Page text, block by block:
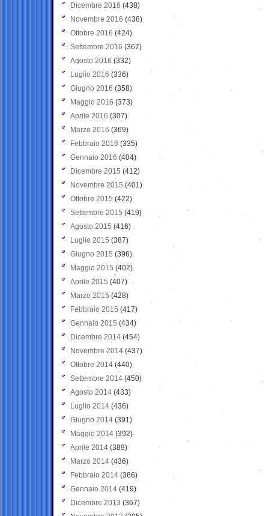
Dicembre 2016 (438)
Novembre 2016 (438)
Ottobre 2016 (424)
Settembre 2016 (367)
Agosto 2016 (332)
Luglio 2016 (336)
Giugno 2016 (358)
Maggio 2016 (373)
Aprile 2016 (307)
Marzo 2016 (369)
Febbraio 2016 (335)
Gennaio 2016 (404)
Dicembre 2015 (412)
Novembre 2015 (401)
Ottobre 2015 (422)
Settembre 2015 (419)
Agosto 2015 (416)
Luglio 2015 (387)
Giugno 2015 (396)
Maggio 2015 (402)
Aprile 2015 (407)
Marzo 2015 (428)
Febbraio 2015 (417)
Gennaio 2015 (434)
Dicembre 2014 (454)
Novembre 2014 (437)
Ottobre 2014 (440)
Settembre 2014 (450)
Agosto 2014 (433)
Luglio 2014 (436)
Giugno 2014 (391)
Maggio 2014 (392)
Aprile 2014 (389)
Marzo 2014 (436)
Febbraio 2014 (386)
Gennaio 2014 (419)
Dicembre 2013 (367)